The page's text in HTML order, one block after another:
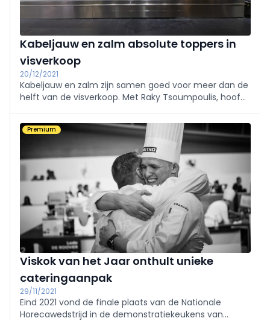
Kabeljauw en zalm absolute toppers in
visverkoop
20/12/2021
Kabeljauw en zalm zijn samen goed voor meer dan de
helft van de visverkoop. Met Raky Tsoumpoulis, hoofd
deze en andere bewegingen in de verkoop van vis en
schaal- en schelpdieren.
Premium
Viskok van het Jaar onthult unieke
cateringaanpak
29/11/2021
Eind 2021 vond de finale plaats van de Nationale
Horecawedstrijd in de demonstratiekeukens van